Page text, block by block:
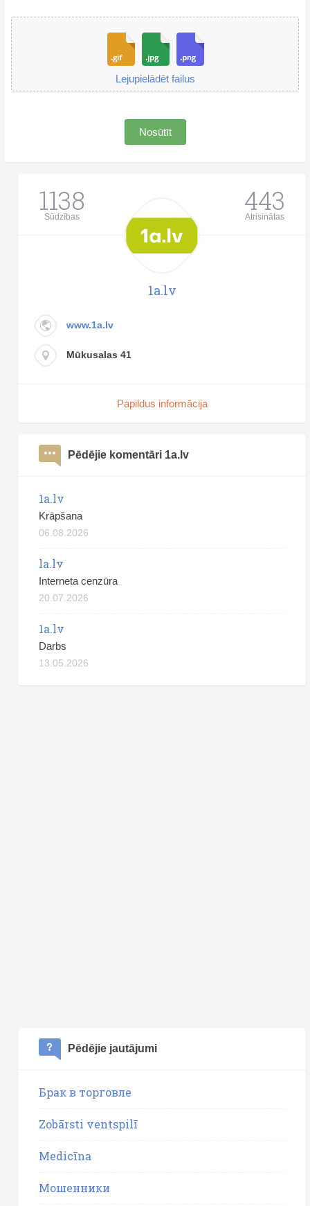
Lejupielādēt failus
Nosūtīt
1138
Sūdzības 443
Atrisinātas
1a.lv
www.1a.lv
Mūkusalas 41
Papildus informācija
Pēdējie komentāri 1a.lv
1a.lv
Krāpšana
06.08.2026
la.lv
Interneta cenzūra
20.07.2026
1a.lv
Darbs
13.05.2026
Pēdējie jautājumi
Брак в торговле
Zobārsti ventspilī
Medicīna
Мошенники